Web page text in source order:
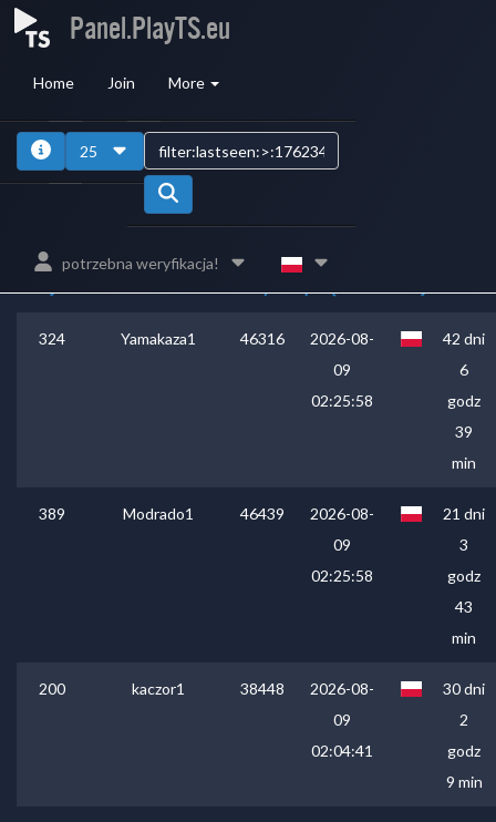
Panel.PlayTS.eu
Home Join More
25
potrzebna weryfikacja!
ID
Ostatnie
324 Yamakaza1 46316
2026-08-
09
02:25:58
42 dni
6
godz
39
min
389 Modrado1 46439
2026-08-
09
02:25:58
21 dni
3
godz
43
min
200 kaczor1 38448
2026-08-
09
02:04:41
30 dni
2
godz
9 min